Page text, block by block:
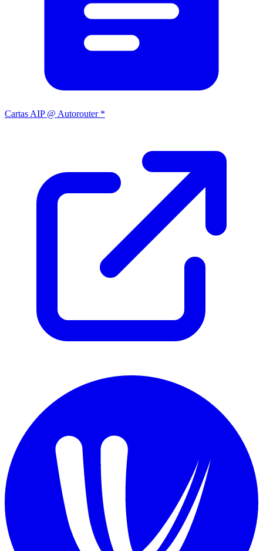
Cartas AIP @ Autorouter *